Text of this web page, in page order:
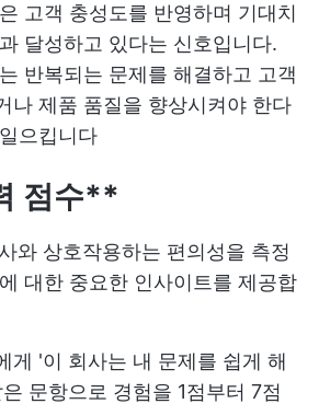
고객 충성도를 반영하며 기대치
달성하고 있다는 신호입니다.
반복되는 문제를 해결하고 고객
나 제품 품질을 향상시켜야 한다
으킵니다
점수**
와 상호작용하는 편의성을 측정
대한 중요한 인사이트를 제공합
게 '이 회사는 내 문제를 쉽게 해
문항으로 경험을 1점부터 7점